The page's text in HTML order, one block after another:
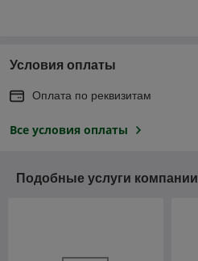
Условия оплаты
Оплата по реквизитам
Все условия оплаты
Подобные услуги компании